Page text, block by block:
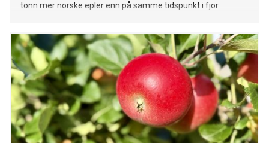
tonn mer norske epler enn på samme tidspunkt i fjor.